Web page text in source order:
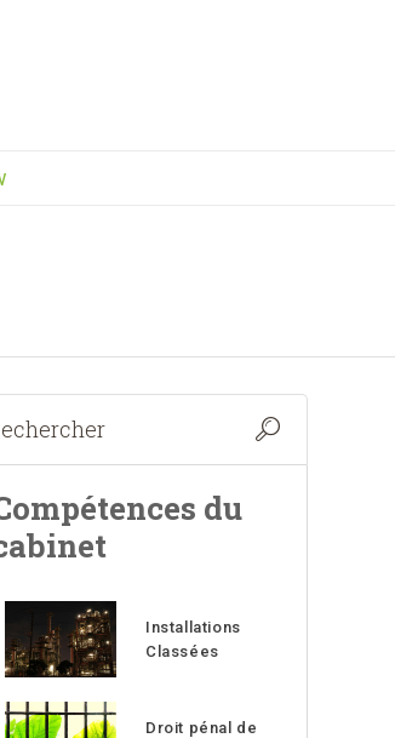
du
Installations
Classées
Droit pénal de